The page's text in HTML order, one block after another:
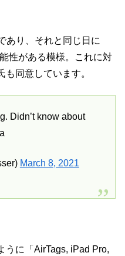
あり、それと同じ日に
性がある模様。これに対
も同意しています。
Didn’t know about
March 8, 2021
うに「AirTags, iPad Pro,